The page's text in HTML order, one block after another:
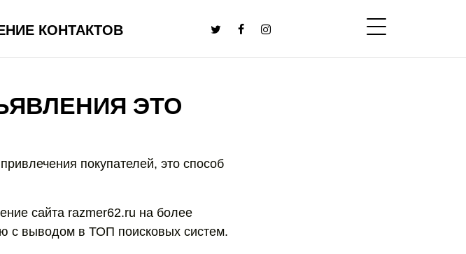
КОНТАКТОВ
ЭТО
покупателей, это способ
сайта razmer62.ru на более
с выводом в ТОП поисковых систем.